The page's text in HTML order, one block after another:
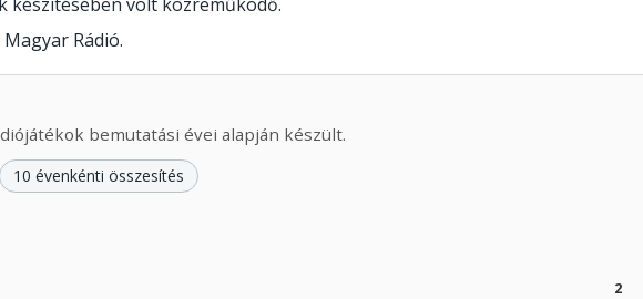
Rádió.
bemutatási évei alapján készült.
10 évenkénti összesítés
2